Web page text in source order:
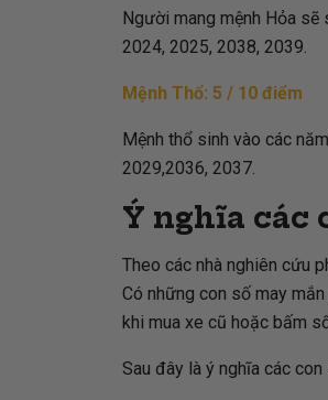
Người mang mệnh Hỏa
2024, 2025, 2038, 2039.
Mệnh Thổ: 5 / 10 điểm
Mệnh thổ sinh vào các
2029,2036, 2037.
Ý nghĩa các
Theo các nhà nghiên cứu
Có những con số may
khi mua xe cũ hoặc bấm
Sau đây là ý nghĩa các